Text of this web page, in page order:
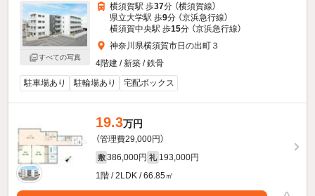
すべての写真
横須賀駅 歩37分 （横須賀線）
県立大学駅 歩9分 （京浜急行線）
横須賀中央駅 歩15分 （京浜急行線）
神奈川県横須賀市日の出町３
4階建 / 新築 / 鉄骨
駐車場あり
駐輪場あり 宅配ボックス
19.3万円
（管理費29,000円）
敷 386,000円 礼 193,000円
1階 / 2LDK / 66.85㎡